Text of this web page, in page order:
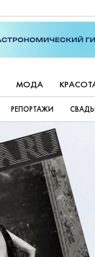
МОДА
РЕПОРТАЖИ